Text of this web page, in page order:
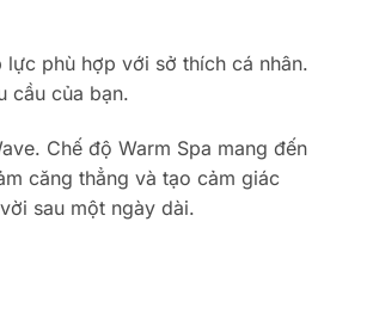
phù hợp với sở thích cá nhân.
cầu của bạn.
Chế độ Warm Spa mang đến
căng thẳng và tạo cảm giác
sau một ngày dài.